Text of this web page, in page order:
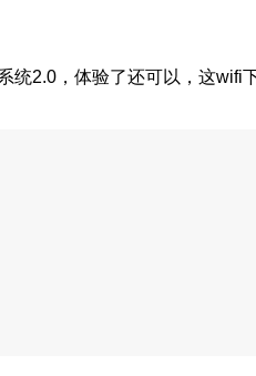
统2.0，体验了还可以，这wifi